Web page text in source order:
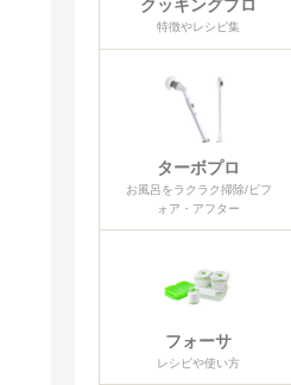
クッキングプロ
特徴やレシピ集
ターボプロ
お風呂をラクラク掃除/ビフ
ォア・アフター
フォーサ
レシピや使い方